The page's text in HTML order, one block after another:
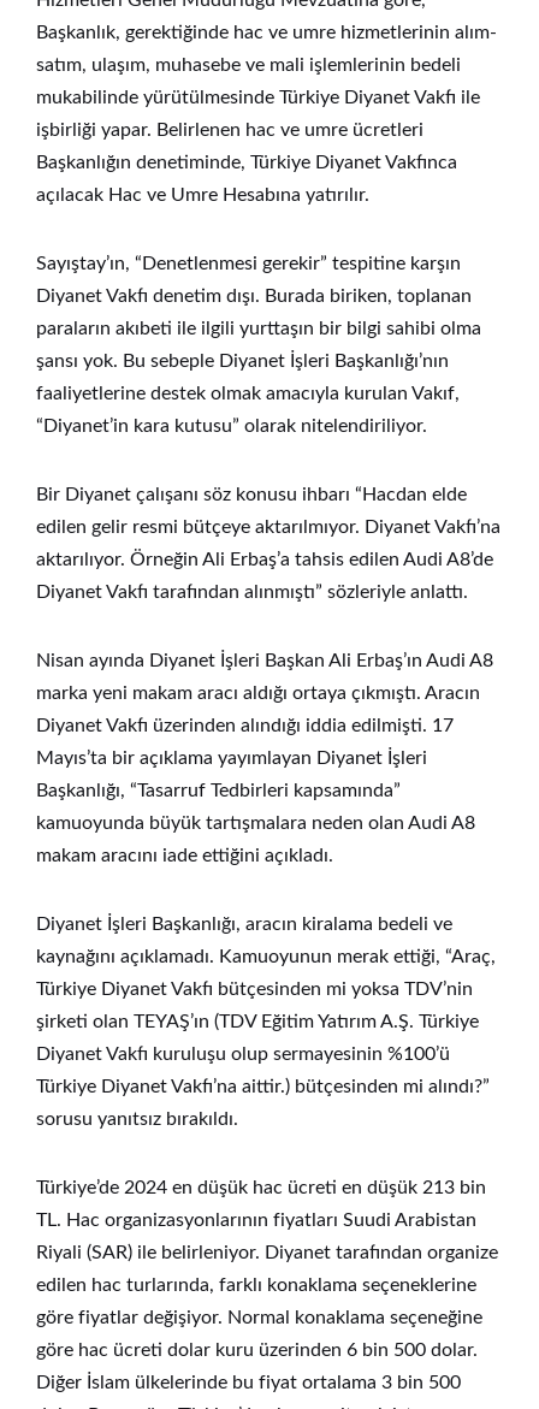
Başkanlık, gerektiğinde hac ve umre hizmetlerinin alım-
satım, ulaşım, muhasebe ve mali işlemlerinin bedeli
mukabilinde yürütülmesinde Türkiye Diyanet Vakfı ile
işbirliği yapar. Belirlenen hac ve umre ücretleri
Başkanlığın denetiminde, Türkiye Diyanet Vakfınca
açılacak Hac ve Umre Hesabına yatırılır.
Sayıştay’ın, “Denetlenmesi gerekir” tespitine karşın
Diyanet Vakfı denetim dışı. Burada biriken, toplanan
paraların akıbeti ile ilgili yurttaşın bir bilgi sahibi olma
şansı yok. Bu sebeple Diyanet İşleri Başkanlığı’nın
faaliyetlerine destek olmak amacıyla kurulan Vakıf,
“Diyanet’in kara kutusu” olarak nitelendiriliyor.
Bir Diyanet çalışanı söz konusu ihbarı “Hacdan elde
edilen gelir resmi bütçeye aktarılmıyor. Diyanet Vakfı’na
aktarılıyor. Örneğin Ali Erbaş’a tahsis edilen Audi A8’de
Diyanet Vakfı tarafından alınmıştı” sözleriyle anlattı.
Nisan ayında Diyanet İşleri Başkan Ali Erbaş’ın Audi A8
marka yeni makam aracı aldığı ortaya çıkmıştı. Aracın
Diyanet Vakfı üzerinden alındığı iddia edilmişti. 17
Mayıs’ta bir açıklama yayımlayan Diyanet İşleri
Başkanlığı, “Tasarruf Tedbirleri kapsamında”
kamuoyunda büyük tartışmalara neden olan Audi A8
makam aracını iade ettiğini açıkladı.
Diyanet İşleri Başkanlığı, aracın kiralama bedeli ve
kaynağını açıklamadı. Kamuoyunun merak ettiği, “Araç,
Türkiye Diyanet Vakfı bütçesinden mi yoksa TDV’nin
şirketi olan TEYAŞ’ın (TDV Eğitim Yatırım A.Ş. Türkiye
Diyanet Vakfı kuruluşu olup sermayesinin %100’ü
Türkiye Diyanet Vakfı’na aittir.) bütçesinden mi alındı?”
sorusu yanıtsız bırakıldı.
Türkiye’de 2024 en düşük hac ücreti en düşük 213 bin
TL. Hac organizasyonlarının fiyatları Suudi Arabistan
Riyali (SAR) ile belirleniyor. Diyanet tarafından organize
edilen hac turlarında, farklı konaklama seçeneklerine
göre fiyatlar değişiyor. Normal konaklama seçeneğine
göre hac ücreti dolar kuru üzerinden 6 bin 500 dolar.
Diğer İslam ülkelerinde bu fiyat ortalama 3 bin 500